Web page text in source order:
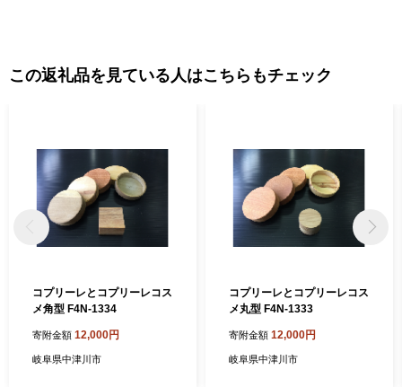
この返礼品を見ている人はこちらもチェック
コプリーレとコプリーレコス
メ角型 F4N-1334
寄附金額 12,000円
岐阜県中津川市
コプリーレとコプリーレコス
メ丸型 F4N-1333
寄附金額 12,000円
岐阜県中津川市